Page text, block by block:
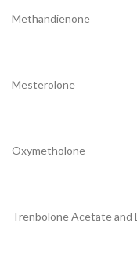
Methandienone
Mesterolone
Oxymetholone
Trenbolone Acetate and